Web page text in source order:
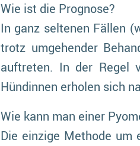
Wie ist die Prognose?
In ganz seltenen Fällen
trotz umgehender
auftreten. In der Regel
Hündinnen erholen sich
Wie kann man einer
Die einzige Methode um